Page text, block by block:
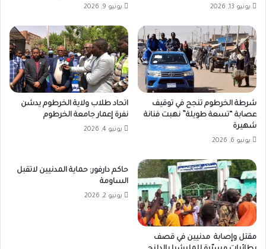
يونيو 13, 2026 يونيو 9, 2026
شرطة الخرطوم تنجح في توقيف
عصابة “تسعة طويلة” نهبت فنانة
شهيرة
يونيو 6, 2026
اتحاد طلاب ولاية الخرطوم يدشن
نفرة إعمار جامعة الخرطوم
يونيو 4, 2026
مقتل وإصابة مدنيين في قصف
حاكم دارفور: حماية المدنيين لاتقبل
الساومة
يونيو 2, 2026